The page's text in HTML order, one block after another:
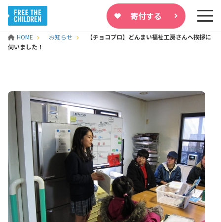
寄付する
HOME お知らせ
【チョコプロ】どんまい福祉工房さんへ挨拶に
伺いました！